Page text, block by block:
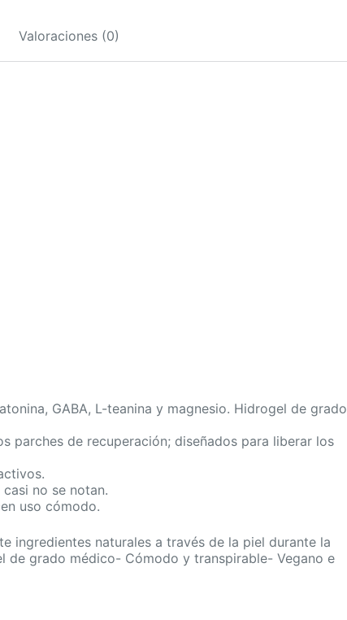
Valoraciones (0)
GABA, L-teanina y magnesio. Hidrogel de grado
parches de recuperación; diseñados para liberar los
no se notan.
uso cómodo.
ingredientes naturales a través de la piel durante la
de grado médico- Cómodo y transpirable- Vegano e